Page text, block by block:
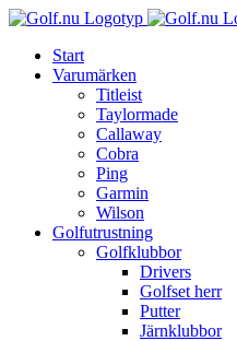
Fortsätt
innehållet
Start
Varumärken
Titleist
Taylormade
Callaway
Cobra
Ping
Garmin
Wilson
Golfutrustning
Golfklubbor
Drivers
Golfset herr
Putter
Järnklubbor